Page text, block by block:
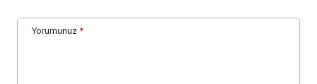
Yorumunuz *